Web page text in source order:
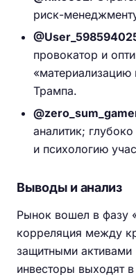
риск-
провокатор и
«материализацию
Трампа.
аналитик;
и психологию
Выводы и анализ
Рынок вошел в фазу
корреляция между
защитными активами
инвесторы выходят